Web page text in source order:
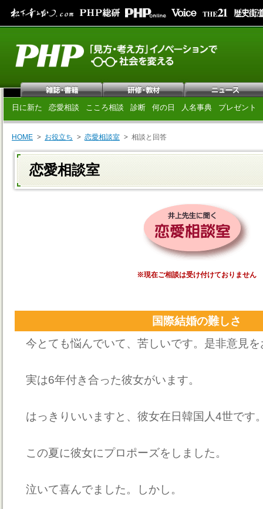
日に新た 恋愛相談 こころ相談 診断 何の日 人名事典 プレゼント
HOME お役立ち 恋愛相談室 相談と回答
恋愛相談室
※現在ご相談は受け付けておりません
国際結婚の難しさ
今とても悩んでいて、苦しいです。是非意見を
実は6年付き合った彼女がいます。
はっきりいいますと、彼女在日韓国人4世です
この夏に彼女にプロポーズをしました。
泣いて喜んでました。しかし。